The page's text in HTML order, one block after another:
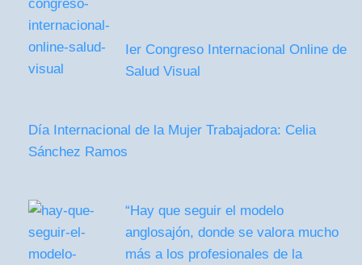
Ier Congreso Internacional Online de
Salud Visual
Día Internacional de la Mujer Trabajadora: Celia
Sánchez Ramos
“Hay que seguir el modelo
anglosajón, donde se valora mucho
más a los profesionales de la